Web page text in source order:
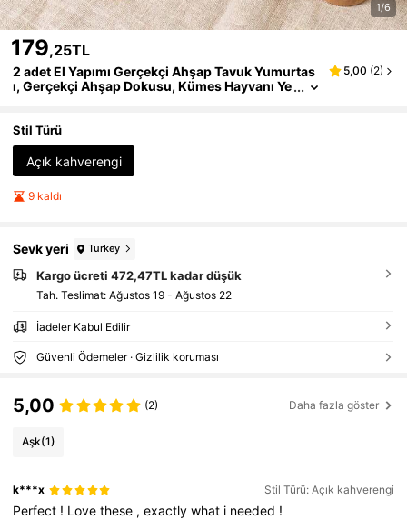
1/6
179,25TL
2 adet El Yapımı Gerçekçi Ahşap Tavuk Yumurtas
ı, Gerçekçi Ahşap Dokusu, Kümes Hayvanı Ye
5,00 (2)
Stil Türü
Açık kahverengi
9 kaldı
Sevk yeri Turkey
Kargo ücreti 472,47TL kadar düşük
Tah. Teslimat: Ağustos 19 - Ağustos 22
İadeler Kabul Edilir
Güvenli Ödemeler · Gizlilik koruması
5,00 (2) Daha fazla göster
Aşk(1)
k***x Stil Türü: Açık kahverengi
Perfect ! Lovethese ,exactlywhat i needed !